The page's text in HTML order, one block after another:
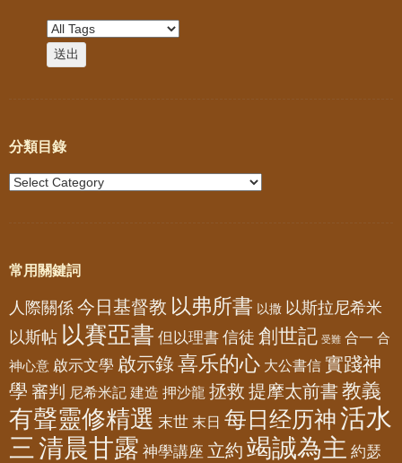
分類目錄
常用關鍵詞
人際關係 今日基督教 以弗所書 以撒 以斯拉尼希米
以斯帖 以賽亞書 但以理書 信徒 創世記 受難 合一 合
神心意 啟示文學 啟示錄喜乐的心 大公書信 實踐神
學 審判 尼希米記 建造 押沙龍 拯救 提摩太前書 教義
有聲靈修精選 末世 末日 每日经历神活水
三 清晨甘露 神學講座 立約 竭誠為主 約瑟